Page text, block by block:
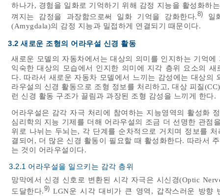
하나가, 경험을 일화로 기억하기 위해 감정 지능을 활성화하
껴지는 감정을 과장함으로써 일화 기억을 강화한다.8) 일
(Amygdala)의 감정 지능과 밀접하게 연결되기 때문이다.
3.2 새로운 조형의 어라우설 신경 활동
새로운 모델의 자동차에서는 대상의 의미를 인지하는 기억
익숙한 대상의 모습에서 인지한 의미에 지각 층위 요소의
다. 따라서 새로운 자동차 모델에서 느끼는 감성에는 대상의
라우설의 신경 활동으로 조형 정보를 처리하고, 대상 피질
런 신경 활동 구조가 끌림과 과장된 조형 감성을 느끼게 한다.
어라우설은 감각 자극 처리에 참여하는 지능영역의 활성화
심리학의 지능 기제를 더해 어라우설의 조금 더 선명한 관
위로 나뉘는 두뇌는, 각 단계를 순차적으로 거치며 정보를
결되어, 더 많은 신경 활동이 필요할 때 활성화한다. 따라서
는 것이 어라우설이다.
3.2.1 어라우설을 일으키는 감각 층위
망막에서 신경 신호로 변환된 시각 자극은 시신경(Optic
도달한다.9) LGN운 시각 대비가 큰 영역, 갑작스러운 방향